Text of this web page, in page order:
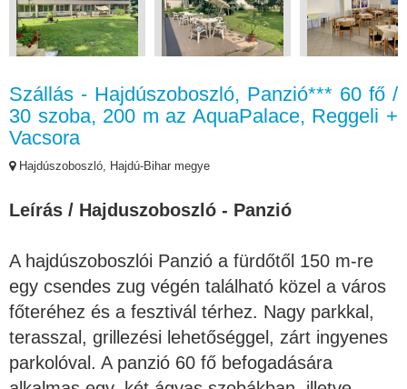
Szállás - Hajdúszoboszló, Panzió*** 60 fő /
30 szoba, 200 m az AquaPalace, Reggeli +
Vacsora
Hajdúszoboszló, Hajdú-Bihar megye
Leírás / Hajduszoboszló - Panzió
A hajdúszoboszlói Panzió a fürdőtől 150 m-re
egy csendes zug végén található közel a város
főteréhez és a fesztivál térhez. Nagy parkkal,
terasszal, grillezési lehetőséggel, zárt ingyenes
parkolóval. A panzió 60 fő befogadására